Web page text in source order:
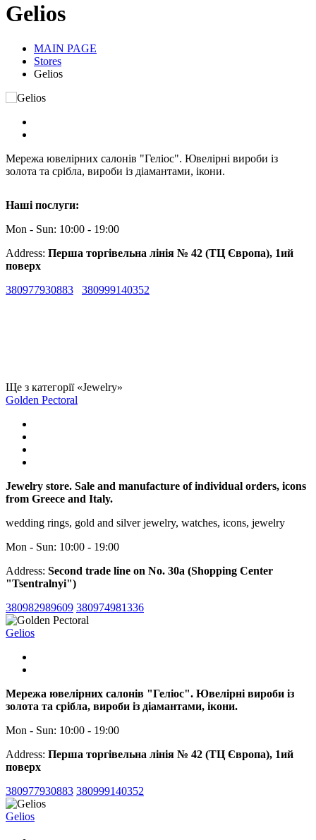
Gelios
MAIN PAGE
Stores
Gelios
Мережа ювелірних салонів "Геліос". Ювелірні вироби із
золота та срібла, вироби із діамантами, ікони.
Наші послуги:
Mon - Sun: 10:00 - 19:00
Address: Перша торгівельна лінія № 42 (ТЦ Європа), 1ий
поверх
380977930883
380999140352
Ще з категорії «Jewelry»
Golden Pectoral
Jewelry store. Sale and manufacture of individual orders, icons
from Greece and Italy.
wedding rings, gold and silver jewelry, watches, icons, jewelry
Mon - Sun: 10:00 - 19:00
Address: Second trade line on No. 30a (Shopping Center
"Tsentralnyi")
380982989609 380974981336
Gelios
Мережа ювелірних салонів "Геліос". Ювелірні вироби із
золота та срібла, вироби із діамантами, ікони.
Mon - Sun: 10:00 - 19:00
Address: Перша торгівельна лінія № 42 (ТЦ Європа), 1ий
поверх
380977930883 380999140352
Gelios